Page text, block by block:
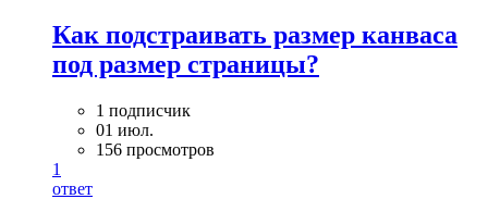
Как подстраивать размер канваса
под размер страницы?
1 подписчик
01 июл.
156 просмотров
1
ответ